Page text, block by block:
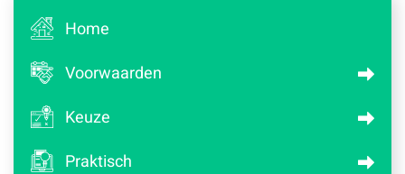
Home
Voorwaarden
Keuze
Praktisch